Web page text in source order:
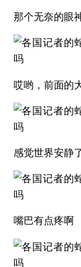
那个无奈的眼
哎哟，前面的
感觉世界安静
嘴巴有点疼啊